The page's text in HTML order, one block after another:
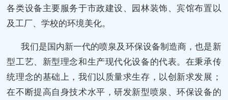
各类设备主要服务于市政建设、园林装饰、宾馆布置以
及工厂、学校的环境美化。
我们是国内新一代的喷泉及环保设备制造商，也是新
型工艺、新型理念和生产现代化设备的代表。在秉承传
统理念的基础上，我们以质量求生存，以创新求发展；
在不断提高自身技术水平，研发新型喷泉、环保设备的